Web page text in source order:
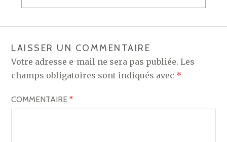
LAISSER UN COMMENTAIRE
Votre adresse e-mail ne sera pas publiée. Les
champs obligatoires sont indiqués avec *
COMMENTAIRE*